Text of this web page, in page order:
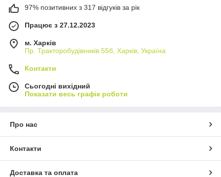
97% позитивних з 317 відгуків за рік
Працює з 27.12.2023
м. Харків
Пр. Тракторобудiвникiв 55б, Харків, Україна
Контакти
Сьогодні вихідний
Показати весь графік роботи
Про нас
Контакти
Доставка та оплата